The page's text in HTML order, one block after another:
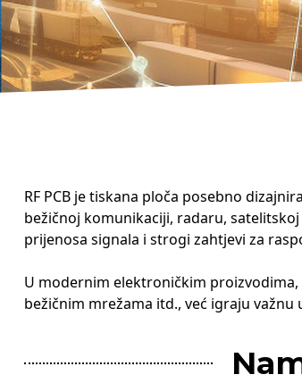
RF PCB je tiskana ploča posebno
bežičnoj komunikaciji, radaru,
prijenosa signala i strogi zahtjevi za
U modernim elektroničkim
bežičnim mrežama itd., već igraju